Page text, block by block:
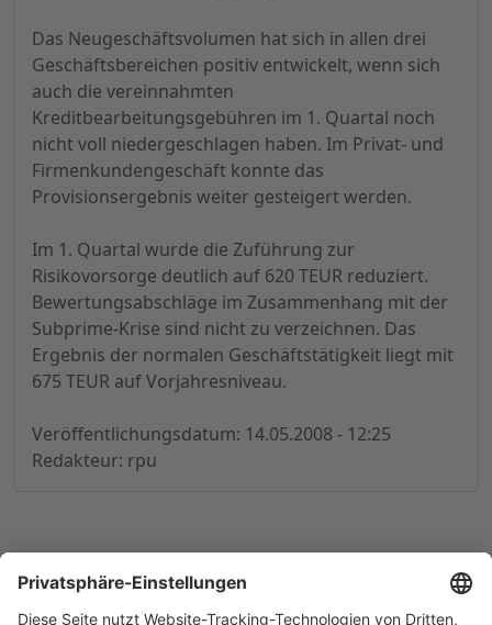
Das Neugeschäftsvolumen hat sich in allen drei
Geschäftsbereichen positiv entwickelt, wenn sich
auch die vereinnahmten
Kreditbearbeitungsgebühren im 1. Quartal noch
nicht voll niedergeschlagen haben. Im Privat- und
Firmenkundengeschäft konnte das
Provisionsergebnis weiter gesteigert werden.
Im 1. Quartal wurde die Zuführung zur
Risikovorsorge deutlich auf 620 TEUR reduziert.
Bewertungsabschläge im Zusammenhang mit der
Subprime-Krise sind nicht zu verzeichnen. Das
Ergebnis der normalen Geschäftstätigkeit liegt mit
675 TEUR auf Vorjahresniveau.
Veröffentlichungsdatum: 14.05.2008 - 12:25
Redakteur: rpu
© 1998-2026by GSC Research GmbH
Datenschutz